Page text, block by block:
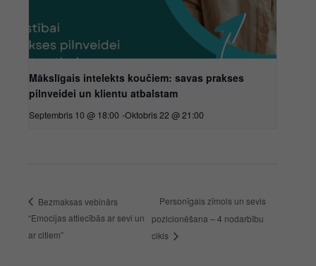
Mākslīgais intelekts koučiem: savas prakses
pilnveidei un klientu atbalstam
Septembris 10 @ 18:00 -Oktobris 22 @ 21:00
Bezmaksas vebinārs
“Emocijas attiecībās ar sevi un
ar citiem”
Personīgais zīmols un sevis
pozicionēšana – 4 nodarbību
cikls